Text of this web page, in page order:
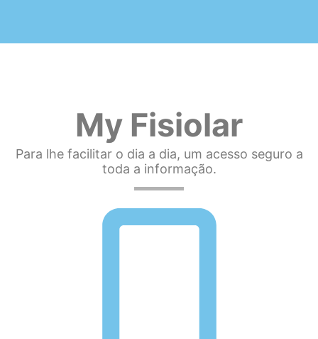
My Fisiolar
Para lhe facilitar o dia a dia, um acesso seguro a
toda a informação.